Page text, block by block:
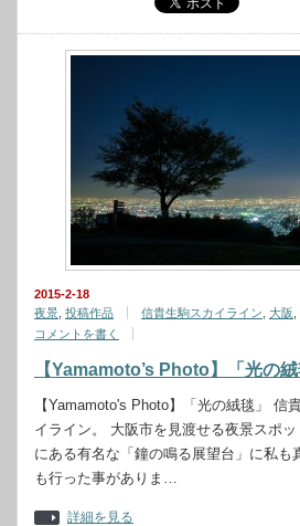
2015-2-18
夜景 投稿作品 信貴生駒スカイライン 大阪
コメントを書く
【Yamamoto’s Photo】「光の絨
【Yamamoto's Photo】「光の絨毯」 信
イライン。 大阪市を見渡せる夜景スポ
にある有名な「鐘の鳴る展望台」に私も
も行った事がありま…
詳細を見る